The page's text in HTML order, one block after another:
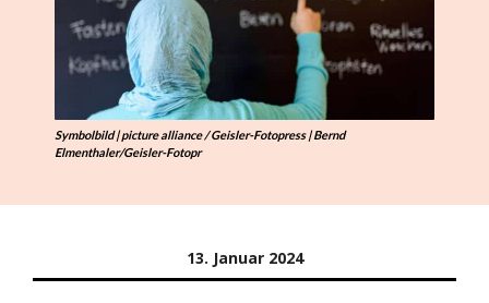
Symbolbild | picture alliance / Geisler-Fotopress | Bernd
Elmenthaler/Geisler-Fotopr
13. Januar 2024